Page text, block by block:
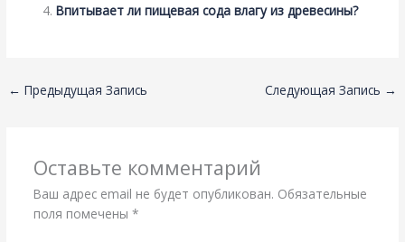
Впитывает ли пищевая сода влагу из древесины?
← Предыдущая Запись Следующая Запись →
Оставьте комментарий
Ваш адрес email не будет опубликован. Обязательные
поля помечены *